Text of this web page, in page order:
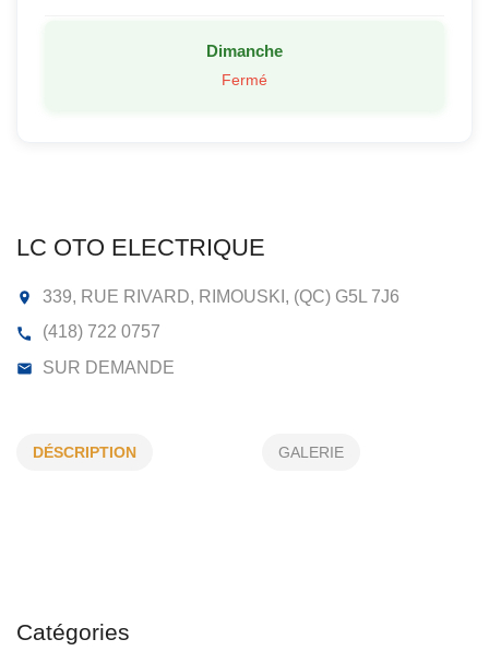
339, RUE RIVARD, RIMOUSKI, (QC)
DÉSCRIPTION GALERIE
Catégories
Dimanche
Fermé